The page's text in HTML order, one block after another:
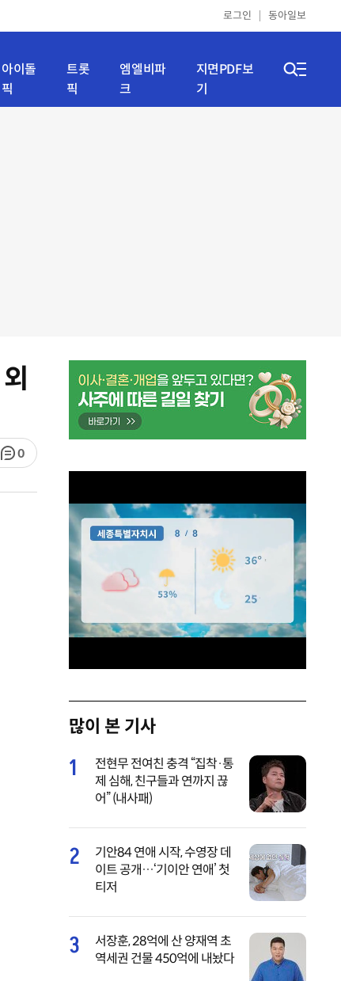
로그인 동아일보
아이돌
픽
트롯
픽
엠엘비파
크
지면PDF보
기
0
많이 본 기사
1
전현무 전여친 충격 “집착·통
제 심해, 친구들과 연까지 끊
어” (내사패)
2
기안84 연애 시작, 수영장 데
이트 공개…‘기이안 연애’ 첫
티저
3
서장훈, 28억에 산 양재역 초
역세권 건물 450억에 내놨다